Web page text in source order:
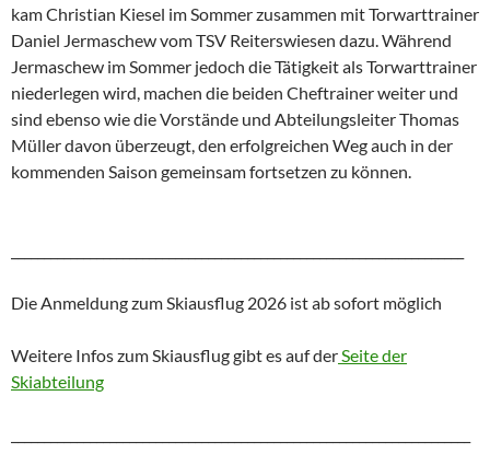
kam Christian Kiesel im Sommer zusammen mit Torwarttrainer
Daniel Jermaschew vom TSV Reiterswiesen dazu. Während
Jermaschew im Sommer jedoch die Tätigkeit als Torwarttrainer
niederlegen wird, machen die beiden Cheftrainer weiter und
sind ebenso wie die Vorstände und Abteilungsleiter Thomas
Müller davon überzeugt, den erfolgreichen Weg auch in der
kommenden Saison gemeinsam fortsetzen zu können.
Die Anmeldung zum Skiausflug 2026 ist ab sofort möglich
Weitere Infos zum Skiausflug gibt es auf der Seite der
Skiabteilung